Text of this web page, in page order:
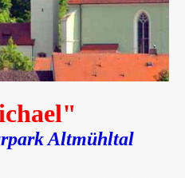
Altmühltal